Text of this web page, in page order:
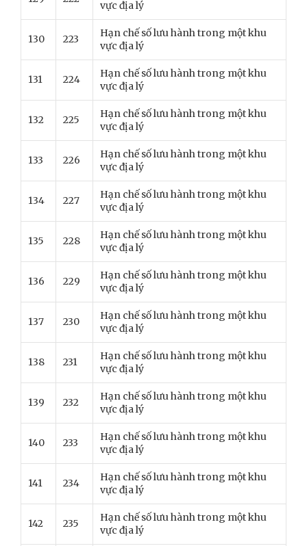
vực địa lý
130 223
Hạn chế số lưu hành trong một khu
vực địa lý
131 224
Hạn chế số lưu hành trong một khu
vực địa lý
132 225
Hạn chế số lưu hành trong một khu
vực địa lý
133 226
Hạn chế số lưu hành trong một khu
vực địa lý
134 227
Hạn chế số lưu hành trong một khu
vực địa lý
135 228
Hạn chế số lưu hành trong một khu
vực địa lý
136 229
Hạn chế số lưu hành trong một khu
vực địa lý
137 230
Hạn chế số lưu hành trong một khu
vực địa lý
138 231
Hạn chế số lưu hành trong một khu
vực địa lý
139 232
Hạn chế số lưu hành trong một khu
vực địa lý
140 233
Hạn chế số lưu hành trong một khu
vực địa lý
141 234
Hạn chế số lưu hành trong một khu
vực địa lý
142 235
Hạn chế số lưu hành trong một khu
vực địa lý